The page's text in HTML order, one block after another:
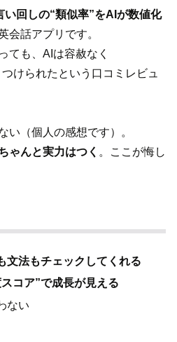
い回しの“類似率”をAIが数値化
会話アプリです。
ても、AIは容赦なく
けられたという口コミレビュ
い（個人の感想です）。
ゃんと実力はつく 。ここが悔し
文法もチェックしてくれる
コア”で成長が見える
ない